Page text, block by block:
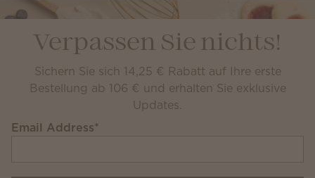
Verpassen Sie nichts!
Sichern Sie sich 14,25 € Rabatt auf Ihre erste
Bestellung ab 106 € und erhalten Sie exklusive
Updates.
Email Address*